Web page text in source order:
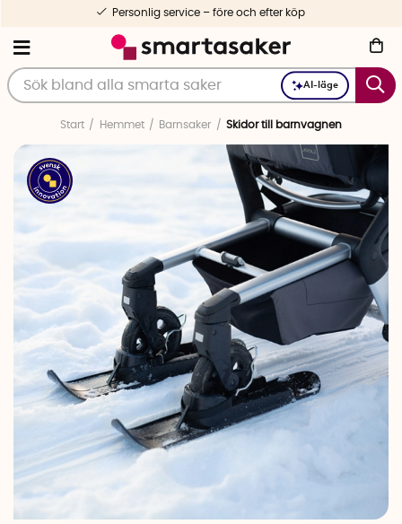
AI-läge
Personlig service – före och efter köp
Start Hemmet Barnsaker Skidor till barnvagnen